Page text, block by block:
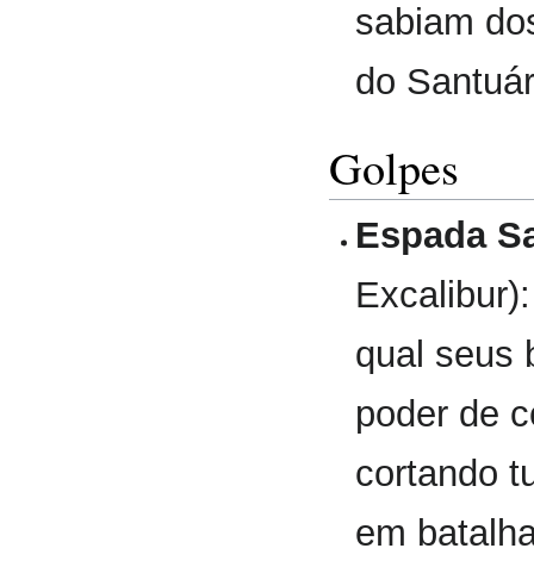
sabiam
do
Golpes
Espada
qual seus
poder de
cortando
em